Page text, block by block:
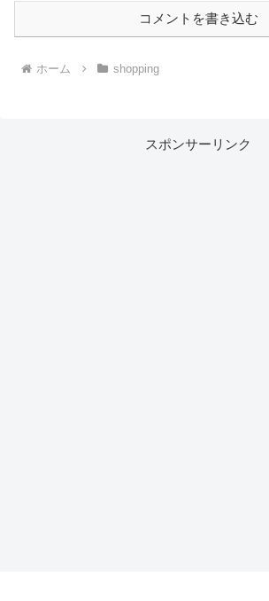
コメントを書き込む
ホーム shopping
スポンサーリンク